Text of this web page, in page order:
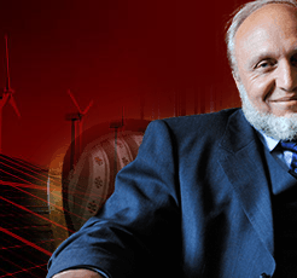
zum
Inhalt